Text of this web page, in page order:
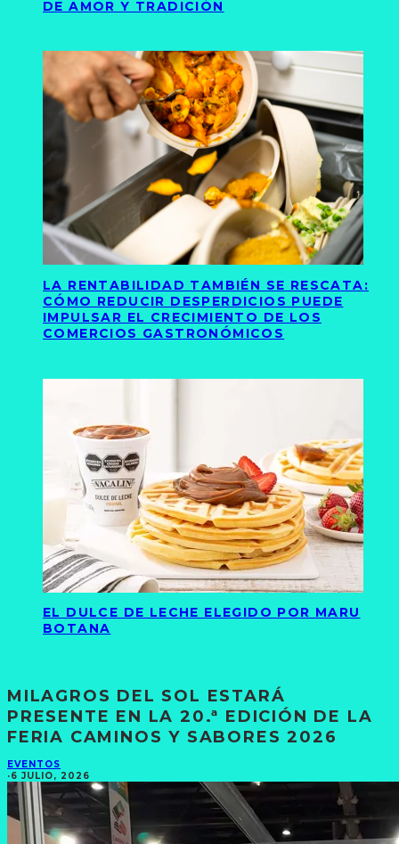
DE AMOR Y TRADICIÓN
LA RENTABILIDAD TAMBIÉN SE RESCATA:
CÓMO REDUCIR DESPERDICIOS PUEDE
IMPULSAR EL CRECIMIENTO DE LOS
COMERCIOS GASTRONÓMICOS
EL DULCE DE LECHE ELEGIDO POR MARU
BOTANA
MILAGROS DEL SOL ESTARÁ
PRESENTE EN LA 20.ª EDICIÓN DE LA
FERIA CAMINOS Y SABORES 2026
EVENTOS
·6 JULIO, 2026